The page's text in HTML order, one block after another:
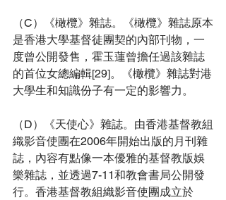
（C）《橄欖》雜誌。《橄欖》雜誌原本
是香港大學基督徒團契的內部刊物 ，一
度曾公開發售，霍玉蓮曾擔任過該雜誌
的首位女總編輯[29]。
《橄欖》雜誌對港
大學生和知識份子有一定的影響力。
（D）《天使心》雜誌。由香港基督教組
織影音使團在2006年開始出版的月刊雜
誌，內容有點像一本優雅的基督教版娛
樂雜誌，並透過7-11和教會書局公開發
行。香港基督教組織影音使團成立於